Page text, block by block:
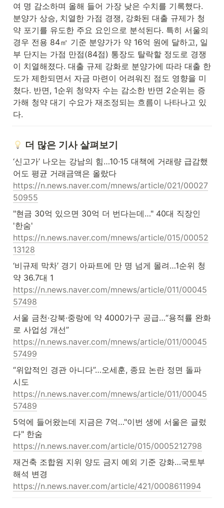
여 명 감소하며 올해 들어 가장 낮은 수치를 기록했다.
분양가 상승, 치열한 가점 경쟁, 강화된 대출 규제가 청
약 포기를 유도한 주요 요인으로 분석된다. 특히 서울의
경우 전용 84㎡ 기준 분양가가 약 16억 원에 달하고, 일
부 단지는 가점 만점(84점) 통장도 탈락할 정도로 경쟁
이 치열해졌다. 대출 규제 강화로 분양가에 따라 대출 한
도가 제한되면서 자금 마련이 어려워진 점도 영향을 미
쳤다. 반면, 1순위 청약자 수는 감소한 반면 2순위는 증
가해 청약 대기 수요가 재조정되는 흐름이 나타나고 있
다.
더 많은 기사 살펴보기
‘신고가’ 나오는 강남의 힘…10·15 대책에 거래량 급감했
https://n.news.naver.com/mnews/article/021/00027
50955
"현금 30억 있으면 30억 더 번다는데…" 40대 직장인
https://n.news.naver.com/mnews/article/015/00052
13128
‘비규제 막차’ 경기 아파트에 만 명 넘게 몰려…1순위 청
https://n.news.naver.com/mnews/article/011/00045
57498
서울 금천·강북·중랑에 약 4000가구 공급…“용적률 완화
https://n.news.naver.com/mnews/article/011/00045
57499
“위압적인 경관 아니다”…오세훈, 종묘 논란 정면 돌파
https://n.news.naver.com/mnews/article/011/00045
57489
5억에 들어왔는데 지금은 7억…"이번 생에 서울은 글렀
https://n.news.naver.com/article/015/0005212798
재건축 조합원 지위 양도 금지 예외 기준 강화…국토부
https://n.news.naver.com/article/421/0008611994